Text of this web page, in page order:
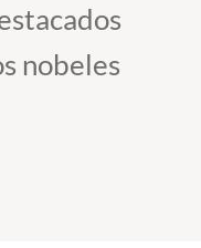
nobeles